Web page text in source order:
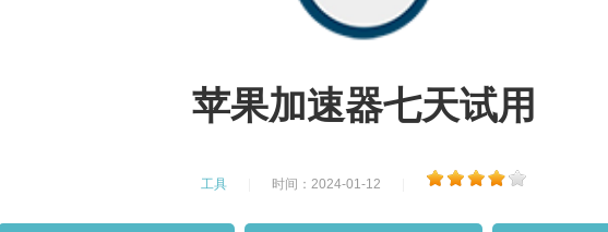
苹果加速器七天试用
工具 时间：2024-01-12